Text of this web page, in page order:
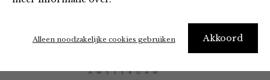
Akkoord
Alleen noodzakelijke cookies gebruiken